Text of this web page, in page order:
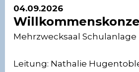
04.09.2026
Mehrzwecksaal
Leitung: Nathalie